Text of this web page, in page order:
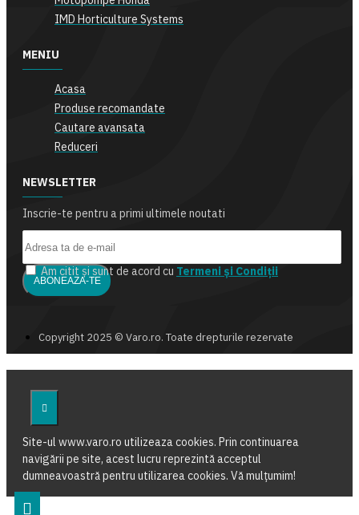
IMD Horticulture Systems
MENIU
Acasa
Produse recomandate
Cautare avansata
Reduceri
NEWSLETTER
Inscrie-te pentru a primi ultimele noutati
ABONEAZA-TE
Am citit şi sunt de acord cu Termeni și Condiții
Copyright 2025 © Varo.ro. Toate drepturile rezervate
Site-ul www.varo.ro utilizeaza cookies. Prin continuarea
navigării pe site, acest lucru reprezintă acceptul
dumneavoastră pentru utilizarea cookies. Vă mulțumim!